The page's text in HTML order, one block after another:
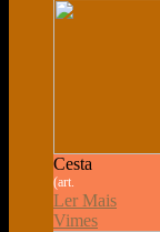
Cesta
(art.
Ler Mais
Vimes